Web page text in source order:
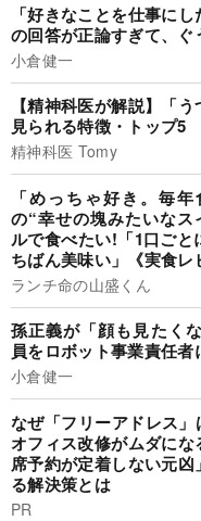
「好きなことを仕事に
の回答が正論すぎて、ぐ
小倉健一
【精神科医が解説】「
見られる特徴・トップ5
精神科医 Tomy
「めっちゃ好き。毎
の“幸せの塊みたいな
ルで食べたい!「1口ご
ちばん美味い」《実食レ
ランチ命の山盛くん
孫正義が「顔も見たく
員をロボット事業責任
小倉健一
なぜ「フリーアドレス
オフィス改修がムダに
席予約が定着しない元
る解決策とは
PR